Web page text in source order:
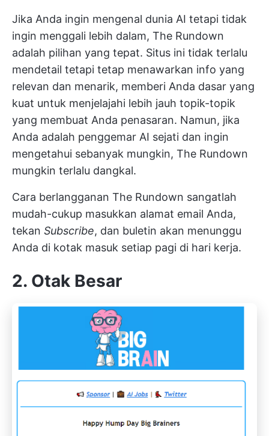
Jika Anda ingin mengenal dunia AI tetapi tidak
ingin menggali lebih dalam, The Rundown
adalah pilihan yang tepat. Situs ini tidak terlalu
mendetail tetapi tetap menawarkan info yang
relevan dan menarik, memberi Anda dasar yang
kuat untuk menjelajahi lebih jauh topik-topik
yang membuat Anda penasaran. Namun, jika
Anda adalah penggemar AI sejati dan ingin
mengetahui sebanyak mungkin, The Rundown
mungkin terlalu dangkal.
Cara berlangganan The Rundown sangatlah
mudah-cukup masukkan alamat email Anda,
tekan Subscribe, dan buletin akan menunggu
Anda di kotak masuk setiap pagi di hari kerja.
2. Otak Besar